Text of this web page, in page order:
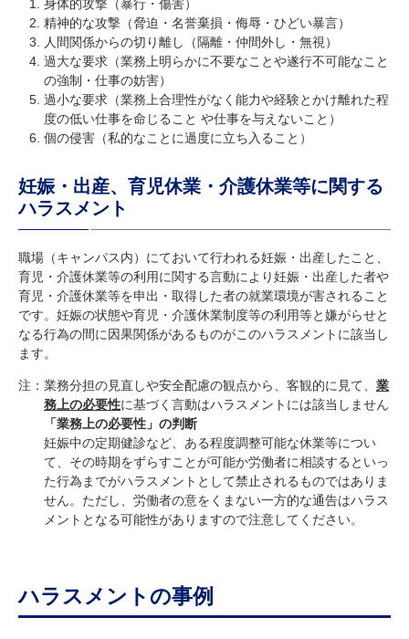
身体的攻撃（暴行・傷害）
精神的な攻撃（脅迫・名誉棄損・侮辱・ひどい暴言）
人間関係からの切り離し（隔離・仲間外し・無視）
過大な要求（業務上明らかに不要なことや遂行不可能なこと
の強制・仕事の妨害）
過小な要求（業務上合理性がなく能力や経験とかけ離れた程
度の低い仕事を命じること や仕事を与えないこと）
個の侵害（私的なことに過度に立ち入ること）
妊娠・出産、育児休業・介護休業等に関する
ハラスメント
職場（キャンパス内）にておいて行われる妊娠・出産したこと、
育児・介護休業等の利用に関する言動により妊娠・出産した者や
育児・介護休業等を申出・取得した者の就業環境が害されること
です。妊娠の状態や育児・介護休業制度等の利用等と嫌がらせと
なる行為の間に因果関係があるものがこのハラスメントに該当し
ます。
注：業務分担の見直しや安全配慮の観点から、客観的に見て、 業
務上の必要性に基づく言動はハラスメントには該当しません
「業務上の必要性」の判断
妊娠中の定期健診など、ある程度調整可能な休業等につい
て、その時期をずらすことが可能か労働者に相談するといっ
た行為までがハラスメントとして禁止されるものではありま
せん。ただし、労働者の意をくまない一方的な通告はハラス
メントとなる可能性がありますので注意してください。
ハラスメントの事例